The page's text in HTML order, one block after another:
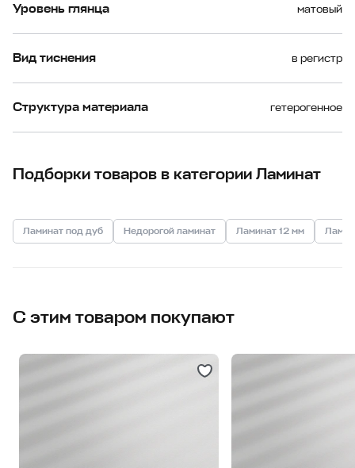
Уровень глянца матовый
Вид тиснения в регистр
Структура материала гетерогенное
Подборки товаров в категории Ламинат
Ламинат под дуб Недорогой ламинат Ламинат 12 мм
С этим товаром покупают